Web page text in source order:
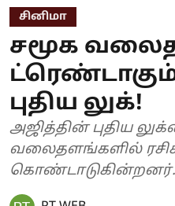
சினிமா
சமூக
புதிய லுக்!
அஜித்தின் புதிய
வலைதளங்களில்
கொண்டாடுகின்றனர்.